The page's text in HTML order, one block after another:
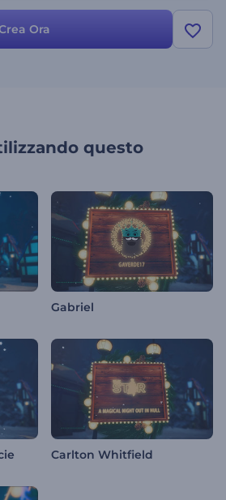
Ora
questo
Gabriel
Carlton Whitfield